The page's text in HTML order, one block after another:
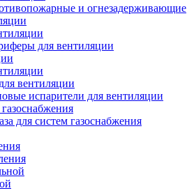
и огнезадерживающие
для вентиляции
вентиляции
испарители для вентиляции
для систем газоснабжения